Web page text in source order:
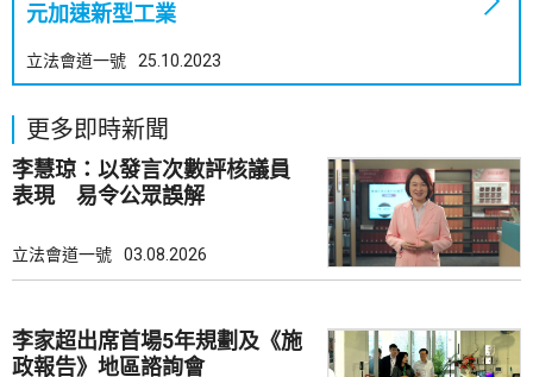
元加速新型工業
立法會道一號 25.10.2023
更多即時新聞
李慧琼：以發言次數評核議員
表現 易令公眾誤解
立法會道一號 03.08.2026
李家超出席首場5年規劃及《施
政報告》地區諮詢會